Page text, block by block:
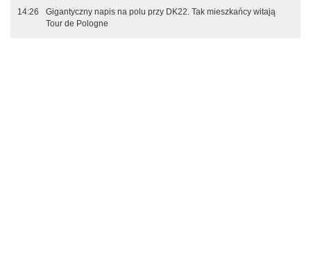
14:26
Gigantyczny napis na polu przy DK22. Tak mieszkańcy witają
Tour de Pologne